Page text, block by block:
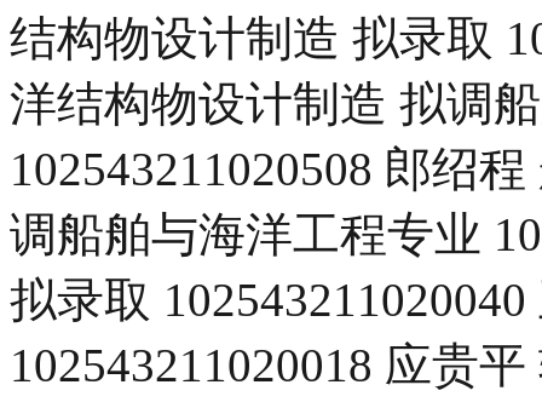
结构物设计制造 拟录取
洋结构物设计制造 拟调
102543211020508 郎绍
调船舶与海洋工程专业
拟录取
102543211020018 应贵